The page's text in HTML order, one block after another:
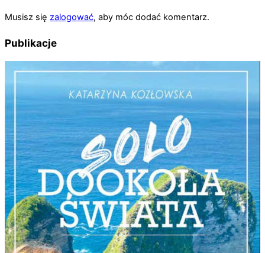
Musisz się zalogować, aby móc dodać komentarz.
Publikacje